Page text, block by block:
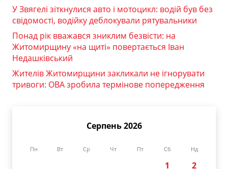
У Звягелі зіткнулися авто і мотоцикл: водій був без
свідомості, водійку деблокували рятувальники
Понад рік вважався зниклим безвісти: на
Житомирщину «на щиті» повертається Іван
Недашківський
Жителів Житомирщини закликали не ігнорувати
тривоги: ОВА зробила термінове попередження
Серпень 2026
Пн Вт Ср Чт Пт Сб Нд
1
2